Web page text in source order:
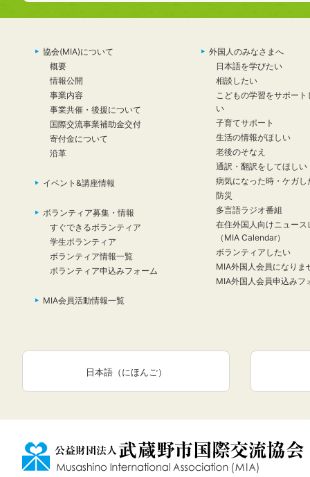
協会(MIA)について
概要
情報公開
事業内容
事業共催・後援について
国際交流事業補助金交付
寄付金について
沿革
イベント&講座情報
ボランティア募集・情報
すぐできるボランティア
学生ボランティア
ボランティア情報一覧
ボランティア申込みフォーム
MIA会員活動情報一覧
外国人のみなさまへ
日本語を学びたい
相談したい
こどもの学習をサポート
い
子育てサポート
生活の情報がほしい
老後のそなえ
通訳・翻訳をしてほしい
病気になった時・ケガし
防災
多言語ラジオ番組
在住外国人向けニュース
（MIA Calendar）
ボランティアしたい
MIA外国人会員になりま
MIA外国人会員申込みフ
日本語（にほんご）